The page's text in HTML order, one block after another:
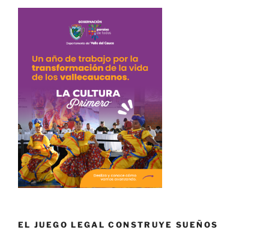
EL JUEGO LEGAL CONSTRUYE SUEÑOS